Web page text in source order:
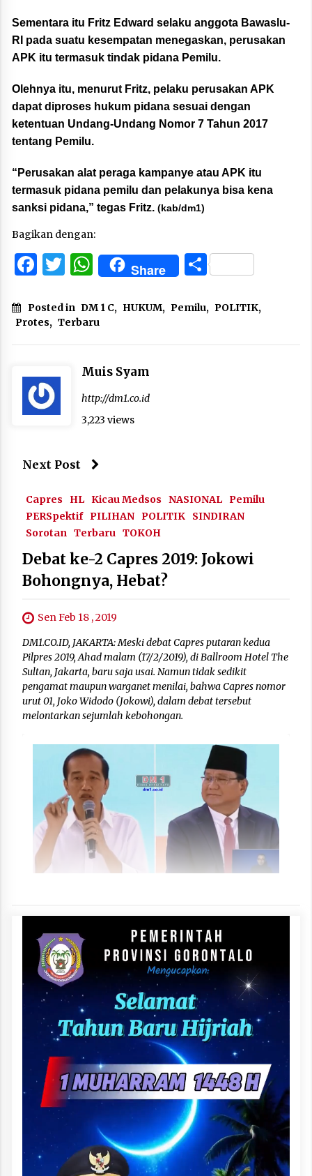
Sementara itu Fritz Edward selaku anggota Bawaslu-
RI pada suatu kesempatan menegaskan, perusakan
APK itu termasuk tindak pidana Pemilu.
Olehnya itu, menurut Fritz, pelaku perusakan APK
dapat diproses hukum pidana sesuai dengan
ketentuan Undang-Undang Nomor 7 Tahun 2017
tentang Pemilu.
“Perusakan alat peraga kampanye atau APK itu
termasuk pidana pemilu dan pelakunya bisa kena
sanksi pidana,” tegas Fritz. (kab/dm1)
Bagikan dengan:
Facebook
Twitter
WhatsApp
Share Share
Posted in DM 1 C, HUKUM, Pemilu, POLITIK,
Protes, Terbaru
Muis Syam
http://dm1.co.id
3,223 views
Next Post
Capres HL Kicau Medsos NASIONAL Pemilu
PERSpektif PILIHAN POLITIK
SINDIRAN
Sorotan Terbaru TOKOH
Debat ke-2 Capres 2019: Jokowi
Bohongnya, Hebat?
Sen Feb 18 , 2019
DM1.CO.ID, JAKARTA: Meski debat Capres putaran kedua
Pilpres 2019, Ahad malam (17/2/2019), di Ballroom Hotel The
Sultan, Jakarta, baru saja usai. Namun tidak sedikit
pengamat maupun warganet menilai, bahwa Capres nomor
urut 01, Joko Widodo (Jokowi), dalam debat tersebut
melontarkan sejumlah kebohongan.